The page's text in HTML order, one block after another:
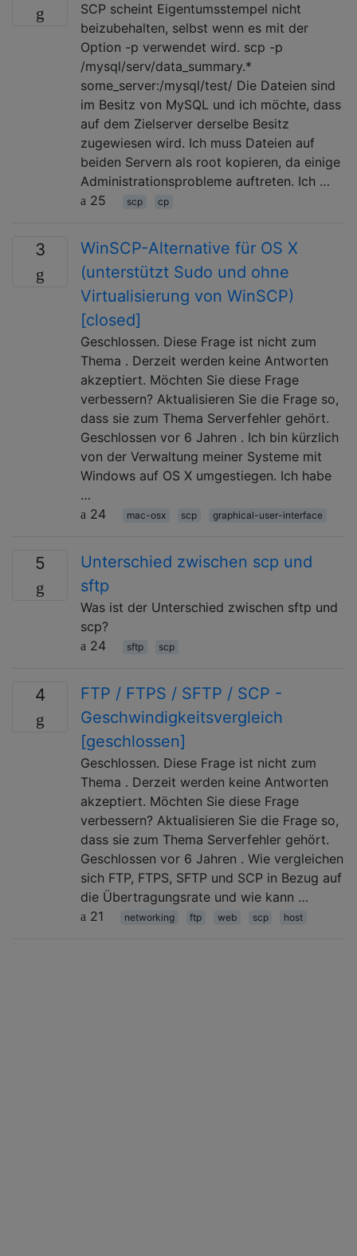
SCP scheint Eigentumsstempel nicht
beizubehalten, selbst wenn es mit der
Option -p verwendet wird. scp -p
/mysql/serv/data_summary.*
some_server:/mysql/test/ Die Dateien sind
im Besitz von MySQL und ich möchte, dass
auf dem Zielserver derselbe Besitz
zugewiesen wird. Ich muss Dateien auf
beiden Servern als root kopieren, da einige
Administrationsprobleme auftreten. Ich …
25
scp cp
3
WinSCP-Alternative für OS X
(unterstützt Sudo und ohne
Virtualisierung von WinSCP)
[closed]
Geschlossen. Diese Frage ist nicht zum
Thema . Derzeit werden keine Antworten
akzeptiert. Möchten Sie diese Frage
verbessern? Aktualisieren Sie die Frage so,
dass sie zum Thema Serverfehler gehört.
Geschlossen vor 6 Jahren . Ich bin kürzlich
von der Verwaltung meiner Systeme mit
Windows auf OS X umgestiegen. Ich habe
…
24
mac-osx scp graphical-user-interface
5
Unterschied zwischen scp und
sftp
Was ist der Unterschied zwischen sftp und
scp?
24
sftp scp
4
FTP / FTPS / SFTP / SCP -
Geschwindigkeitsvergleich
[geschlossen]
Geschlossen. Diese Frage ist nicht zum
Thema . Derzeit werden keine Antworten
akzeptiert. Möchten Sie diese Frage
verbessern? Aktualisieren Sie die Frage so,
dass sie zum Thema Serverfehler gehört.
Geschlossen vor 6 Jahren . Wie vergleichen
sich FTP, FTPS, SFTP und SCP in Bezug auf
die Übertragungsrate und wie kann …
21
networking ftp web scp host